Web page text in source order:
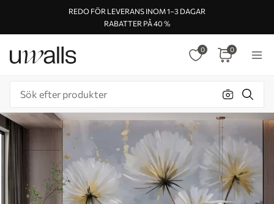
REDO FÖR LEVERANS INOM 1–3 DAGAR
RABATTER PÅ 40 %
0 0